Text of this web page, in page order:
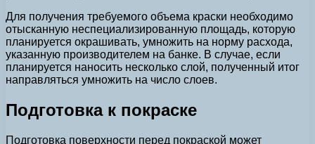
Для получения требуемого объема краски необходимо
отысканную неспециализированную площадь, которую
планируется окрашивать, умножить на норму расхода,
указанную производителем на банке. В случае, если
планируется наносить несколько слой, полученный итог
направляться умножить на число слоев.
Подготовка к покраске
Подготовка поверхности перед покраской может